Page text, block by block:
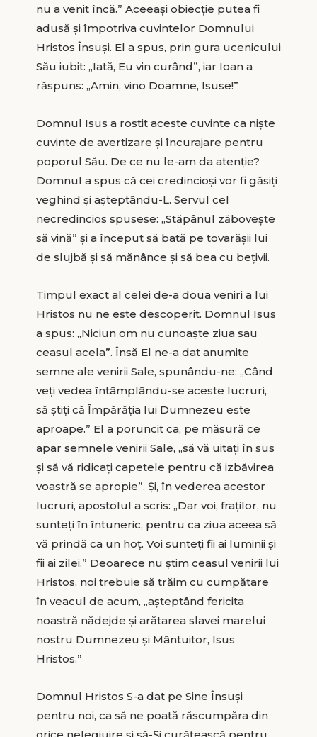
nu a venit încă.” Aceeași obiecție putea fi
adusă și împotriva cuvintelor Domnului
Hristos Însuși. El a spus, prin gura ucenicului
Său iubit: „Iată, Eu vin curând”, iar Ioan a
răspuns: „Amin, vino Doamne, Isuse!”
Domnul Isus a rostit aceste cuvinte ca niște
cuvinte de avertizare și încurajare pentru
poporul Său. De ce nu le-am da atenție?
Domnul a spus că cei credincioși vor fi găsiți
veghind și așteptându-L. Servul cel
necredincios spusese: „Stăpânul zăbovește
să vină” și a început să bată pe tovarășii lui
de slujbă și să mănânce și să bea cu bețivii.
Timpul exact al celei de-a doua veniri a lui
Hristos nu ne este descoperit. Domnul Isus
a spus: „Niciun om nu cunoaște ziua sau
ceasul acela”. Însă El ne-a dat anumite
semne ale venirii Sale, spunându-ne: „Când
veți vedea întâmplându-se aceste lucruri,
să știți că Împărăția lui Dumnezeu este
aproape.” El a poruncit ca, pe măsură ce
apar semnele venirii Sale, „să vă uitați în sus
și să vă ridicați capetele pentru că izbăvirea
voastră se apropie”. Şi, în vederea acestor
lucruri, apostolul a scris: „Dar voi, fraților, nu
sunteți în întuneric, pentru ca ziua aceea să
vă prindă ca un hoț. Voi sunteți fii ai luminii și
fii ai zilei.” Deoarece nu știm ceasul venirii lui
Hristos, noi trebuie să trăim cu cumpătare
în veacul de acum, „așteptând fericita
noastră nădejde și arătarea slavei marelui
nostru Dumnezeu și Mântuitor, Isus
Hristos.”
Domnul Hristos S-a dat pe Sine Însuși
pentru noi, ca să ne poată răscumpăra din